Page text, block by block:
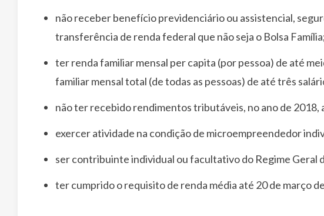
não receber benefício previdenciário ou assistencial,
transferência de renda federal que não seja o Bolsa
ter renda familiar mensal per capita (por pessoa) de até
familiar mensal total (de todas as pessoas) de até três
não ter recebido rendimentos tributáveis, no ano de 2018,
exercer atividade na condição de microempreendedor
ser contribuinte individual ou facultativo do Regime Geral
ter cumprido o requisito de renda média até 20 de março